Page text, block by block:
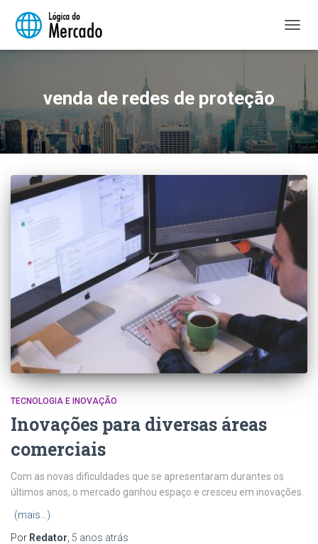
venda de redes de proteção
TECNOLOGIA E INOVAÇÃO
Inovações para diversas áreas
comerciais
Com as novas dificuldades que se apresentaram durantes os
últimos anos, o mercado ganhou espaço e cresceu em inovações.
(mais…)
Por Redator 5 anos atrás